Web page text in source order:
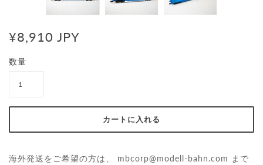
¥8,910 JPY
数量
海外発送をご希望の方は、 mbcorp@modell-bahn.com
まで